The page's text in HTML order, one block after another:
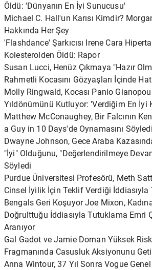
Öldü: 'Dünyanın En İyi Sunucusu'
Michael C. Hall'un Karısı Kimdir?
Hakkında Her Şey
'Flashdance' Şarkıcısı Irene Cara
Kolesterolden Öldü: Rapor
Susan Lucci, Henüz Çıkmaya "Hazır
Rahmetli Kocasını Gözyaşları İçinde
Molly Ringwald, Kocası Panio
Yıldönümünü Kutluyor: 'Verdiğim En İyi
Matthew McConaughey, Bir Falcının
a Guy in 10 Days'de Oynamasını
Dwayne Johnson, Gece Araba
"İyi" Olduğunu, "Değerlendirilmeye
Söyledi
Purdue Üniversitesi Profesörü, Meth
Cinsel İyilik İçin Teklif Verdiği İddiasıyla
Bengals Geri Koşuyor Joe Mixon,
Doğrulttuğu İddiasıyla Tutuklama Emri
Aranıyor
Gal Gadot ve Jamie Dornan Yüksek
Fragmanında Casusluk Aksiyonunu
Anna Wintour, 37 Yıl Sonra Vogue Genel